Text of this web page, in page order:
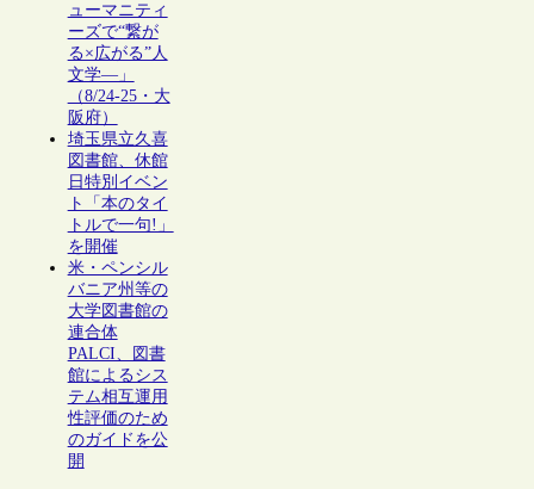
ューマニティ
ーズで“繋が
る×広がる”人
文学―」
（8/24-25・大
阪府）
埼玉県立久喜
図書館、休館
日特別イベン
ト「本のタイ
トルで一句!」
を開催
米・ペンシル
バニア州等の
大学図書館の
連合体
PALCI、図書
館によるシス
テム相互運用
性評価のため
のガイドを公
開